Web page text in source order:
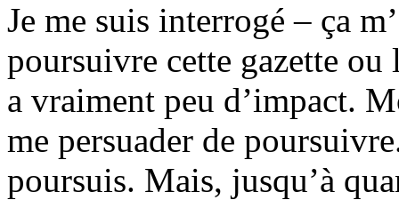
Je me suis interrogé – ça
poursuivre cette gazette ou
a vraiment peu d’impact.
me persuader de
poursuis. Mais, jusqu’à